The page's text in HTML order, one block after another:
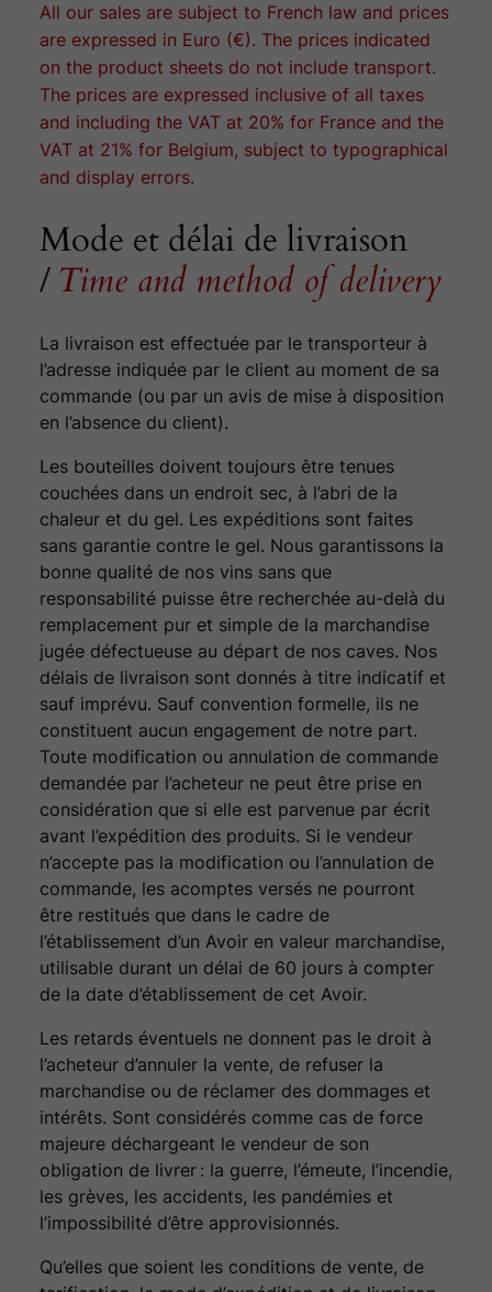
All our sales are subject to French law and prices
are expressed in Euro (€). The prices indicated
on the product sheets do not include transport.
The prices are expressed inclusive of all taxes
and including the VAT at 20% for France and the
VAT at 21% for Belgium, subject to typographical
and display errors.
Mode et délai de livraison
/ Time and method of delivery
La livraison est effectuée par le transporteur à
l’adresse indiquée par le client au moment de sa
commande (ou par un avis de mise à disposition
en l’absence du client).
Les bouteilles doivent toujours être tenues
couchées dans un endroit sec, à l’abri de la
chaleur et du gel. Les expéditions sont faites
sans garantie contre le gel. Nous garantissons la
bonne qualité de nos vins sans que
responsabilité puisse être recherchée au-delà du
remplacement pur et simple de la marchandise
jugée défectueuse au départ de nos caves. Nos
délais de livraison sont donnés à titre indicatif et
sauf imprévu. Sauf convention formelle, ils ne
constituent aucun engagement de notre part.
Toute modification ou annulation de commande
demandée par l’acheteur ne peut être prise en
considération que si elle est parvenue par écrit
avant l’expédition des produits. Si le vendeur
n’accepte pas la modification ou l’annulation de
commande, les acomptes versés ne pourront
être restitués que dans le cadre de
l’établissement d’un Avoir en valeur marchandise,
utilisable durant un délai de 60 jours à compter
de la date d’établissement de cet Avoir.
Les retards éventuels ne donnent pas le droit à
l’acheteur d’annuler la vente, de refuser la
marchandise ou de réclamer des dommages et
intérêts. Sont considérés comme cas de force
majeure déchargeant le vendeur de son
obligation de livrer : la guerre, l’émeute, l’incendie,
les grèves, les accidents, les pandémies et
l’impossibilité d’être approvisionnés.
Qu’elles que soient les conditions de vente, de